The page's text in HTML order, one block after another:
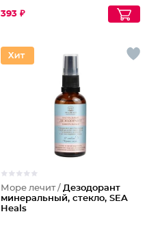
393 ₽
Море лечит / Дезодорант
минеральный, стекло, SEA
Heals